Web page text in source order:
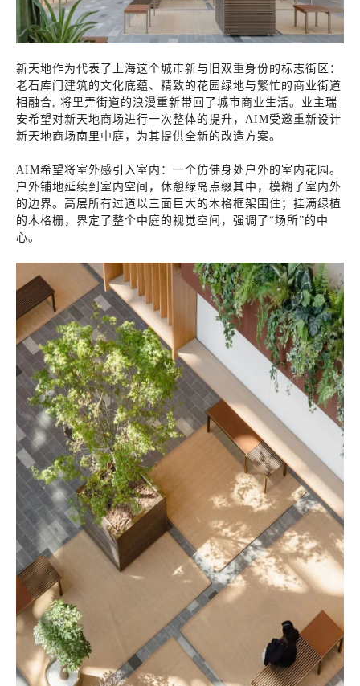
新天地作为代表了上海这个城市新与旧双重身份的标志街区：
老石库门建筑的文化底蕴、精致的花园绿地与繁忙的商业街道
相融合, 将里弄街道的浪漫重新带回了城市商业生活。业主瑞
安希望对新天地商场进行一次整体的提升，AIM受邀重新设计
新天地商场南里中庭，为其提供全新的改造方案。
AIM希望将室外感引入室内：一个仿佛身处户外的室内花园。
户外铺地延续到室内空间，休憩绿岛点缀其中，模糊了室内外
的边界。高层所有过道以三面巨大的木格框架围住；挂满绿植
的木格栅，界定了整个中庭的视觉空间，强调了“场所”的中
心。